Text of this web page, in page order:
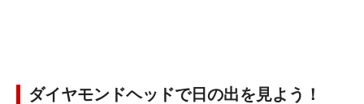
ダイヤモンドヘッドで日の出を見よう！